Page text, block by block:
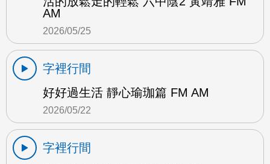
AM
2026/05/25
字裡行間
好好過生活 靜心瑜珈篇 FM AM
2026/05/22
字裡行間